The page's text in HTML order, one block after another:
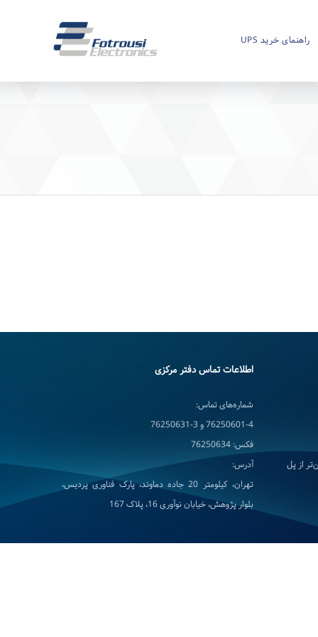
راهنمای خرید UPS
اطلاعات تماس دفتر مرکزی
شماره‌های تماس:
76250601-4 و 3-76250631
فکس: 76250634
آدرس:
تهران، کیلومتر 20 جاده دماوند، پارک فناوری پردیس،
بلوار پژوهش، خیابان نوآوری 16، پلاک 167
از پل